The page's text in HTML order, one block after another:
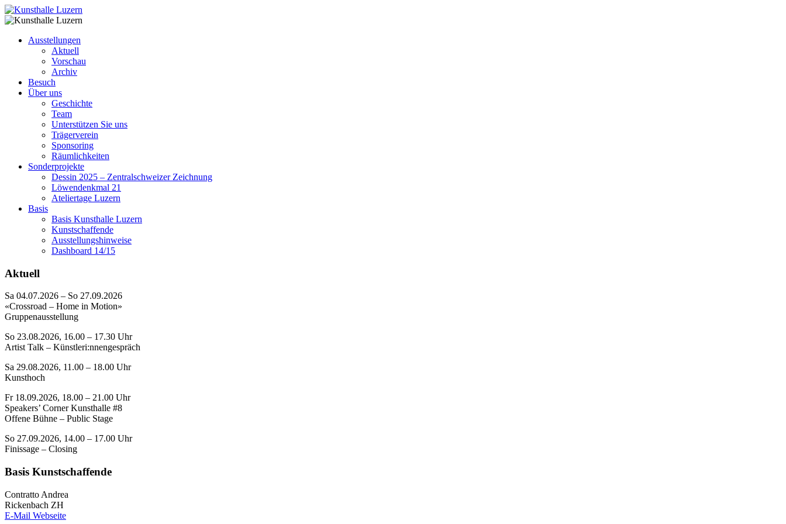
Ausstellungen
Aktuell
Vorschau
Archiv
Besuch
Über uns
Geschichte
Team
Unterstützen Sie uns
Trägerverein
Sponsoring
Räumlichkeiten
Sonderprojekte
Dessin 2025 – Zentralschweizer Zeichnung
Löwendenkmal 21
Ateliertage Luzern
Basis
Basis Kunsthalle Luzern
Kunstschaffende
Ausstellungshinweise
Dashboard 14/15
Aktuell
Sa 04.07.2026 – So 27.09.2026
«Crossroad – Home in Motion»
Gruppenausstellung
So 23.08.2026, 16.00 – 17.30 Uhr
Artist Talk – Künstleri:nnengespräch
Sa 29.08.2026, 11.00 – 18.00 Uhr
Kunsthoch
Fr 18.09.2026, 18.00 – 21.00 Uhr
Speakers’ Corner Kunsthalle #8
Offene Bühne – Public Stage
So 27.09.2026, 14.00 – 17.00 Uhr
Finissage – Closing
Basis Kunstschaffende
Contratto Andrea
Rickenbach ZH
E-Mail Webseite